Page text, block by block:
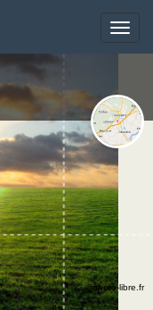
Toggle
©photo-libre.fr
Toggle